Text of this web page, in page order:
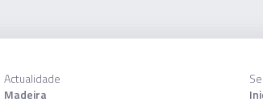
Actualidade
Madeira